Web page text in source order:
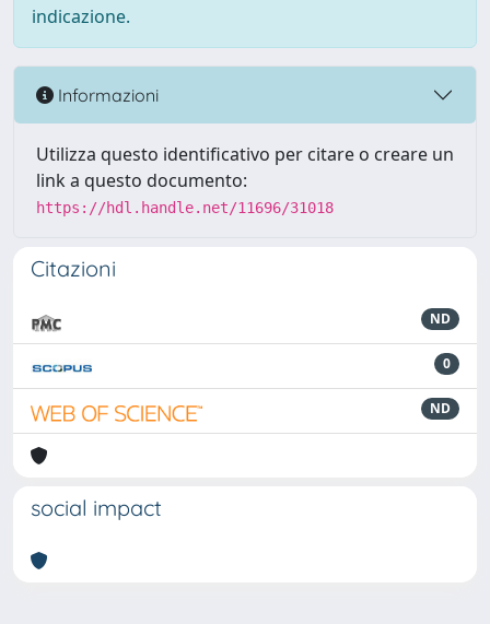
indicazione.
Informazioni
Utilizza questo identificativo per citare o creare un
link a questo documento:
https://hdl.handle.net/11696/31018
Citazioni
ND
0
ND
social impact